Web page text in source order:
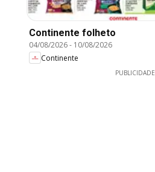
Continente folheto
04/08/2026- 10/08/2026
Continente
PUBLICIDADE